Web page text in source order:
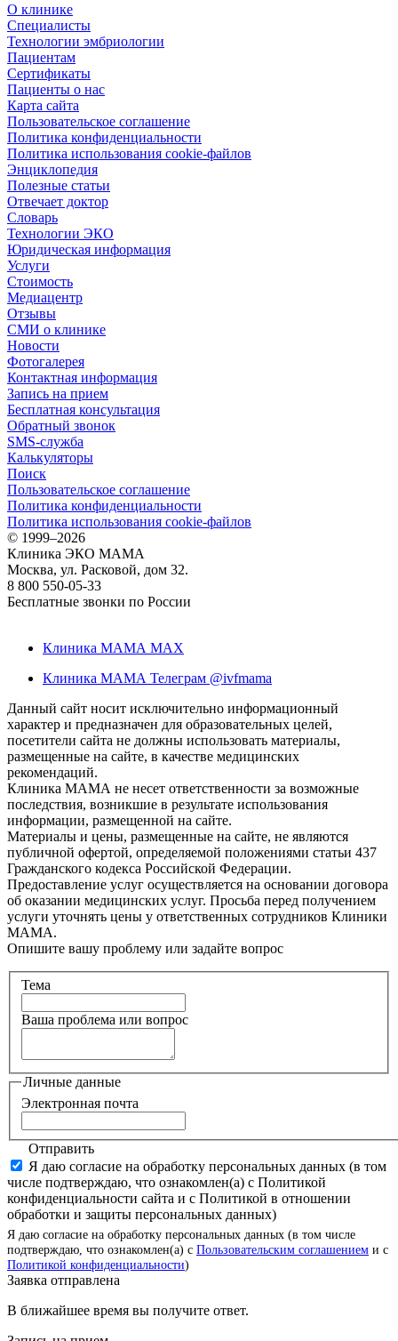
О клинике
Специалисты
Технологии эмбриологии
Пациентам
Сертификаты
Пациенты о нас
Карта сайта
Пользовательское соглашение
Политика конфиденциальности
Политика использования cookie-файлов
Энциклопедия
Полезные статьи
Отвечает доктор
Словарь
Технологии ЭКО
Юридическая информация
Услуги
Стоимость
Медиацентр
Отзывы
СМИ о клинике
Новости
Фотогалерея
Контактная информация
Запись на прием
Бесплатная консультация
Обратный звонок
SMS-служба
Калькуляторы
Поиск
Пользовательское соглашение
Политика конфиденциальности
Политика использования cookie-файлов
© 1999–2026
Клиника ЭКО МАМА
Москва, ул. Расковой, дом 32.
8 800 550-05-33
Бесплатные звонки по России
Клиника МАМА MAX
Клиника МАМА Телеграм @ivfmama
Данный сайт носит исключительно информационный
характер и предназначен для образовательных целей,
посетители сайта не должны использовать материалы,
размещенные на сайте, в качестве медицинских
рекомендаций.
Клиника МАМА не несет ответственности за возможные
последствия, возникшие в результате использования
информации, размещенной на сайте.
Материалы и цены, размещенные на сайте, не являются
публичной офертой, определяемой положениями статьи 437
Гражданского кодекса Российской Федерации.
Предоставление услуг осуществляется на основании договора
об оказании медицинских услуг. Просьба перед получением
услуги уточнять цены у ответственных сотрудников Клиники
МАМА.
Опишите вашу проблему или задайте вопрос
Тема
Ваша проблема или вопрос
Личные данные
Электронная почта
Отправить
Я даю согласие на обработку персональных данных (в том
числе подтверждаю, что ознакомлен(а) с Политикой
конфиденциальности сайта и с Политикой в отношении
обработки и защиты персональных данных)
Я даю согласие на обработку персональных данных (в том числе
подтверждаю, что ознакомлен(а) с Пользовательским соглашением и с
Политикой конфиденциальности)
Заявка отправлена
В ближайшее время вы получите ответ.